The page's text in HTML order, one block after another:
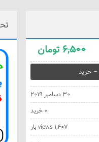
6,500تومان
30 دسامبر 2019
0 خريد
1,407 views بار